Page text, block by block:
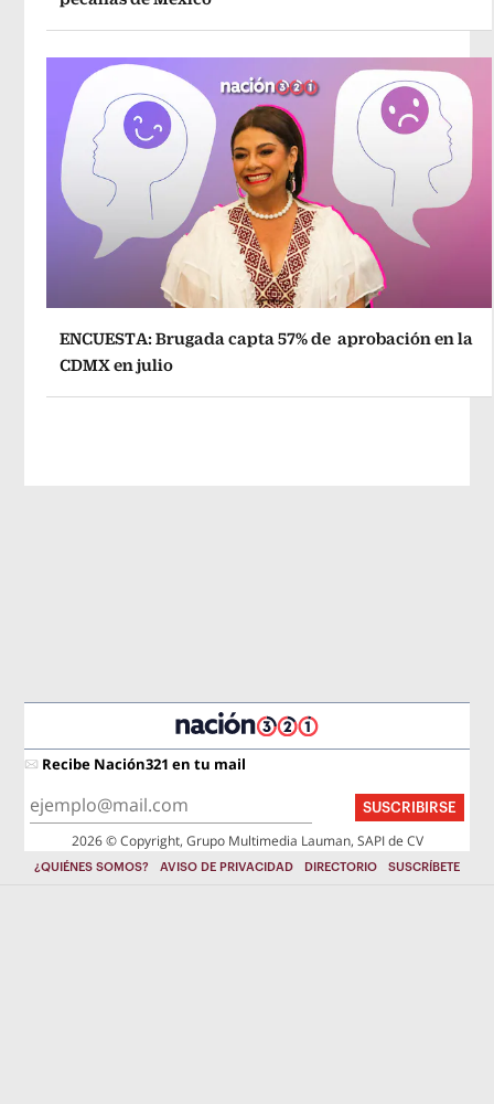
ENCUESTA: Brugada capta 57% de aprobación en la
CDMX en julio
Recibe Nación321 en tu mail
SUSCRIBIRSE
2026 © Copyright, Grupo Multimedia Lauman, SAPI de CV
¿QUIÉNES SOMOS? AVISO DE PRIVACIDAD DIRECTORIO SUSCRÍBETE